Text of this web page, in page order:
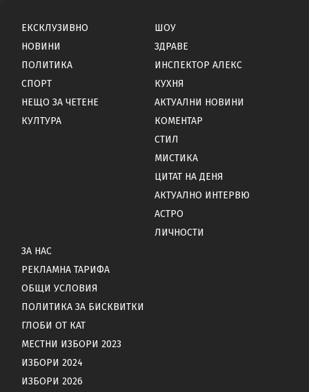
ЕКСКЛУЗИВНО
НОВИНИ
ПОЛИТИКА
СПОРТ
НЕЩО ЗА ЧЕТЕНЕ
КУЛТУРА
ШОУ
ЗДРАВЕ
ИНСПЕКТОР АЛЕКС
КУХНЯ
АКТУАЛНИ НОВИНИ
КОМЕНТАР
СТИЛ
МИСТИКА
ЦИТАТ НА ДЕНЯ
АКТУАЛНО ИНТЕРВЮ
АСТРО
ЛИЧНОСТИ
ЗА НАС
РЕКЛАМНА ТАРИФА
ОБЩИ УСЛОВИЯ
ПОЛИТИКА ЗА БИСКВИТКИ
ГЛОБИ ОТ КАТ
МЕСТНИ ИЗБОРИ 2023
ИЗБОРИ 2024
ИЗБОРИ 2026